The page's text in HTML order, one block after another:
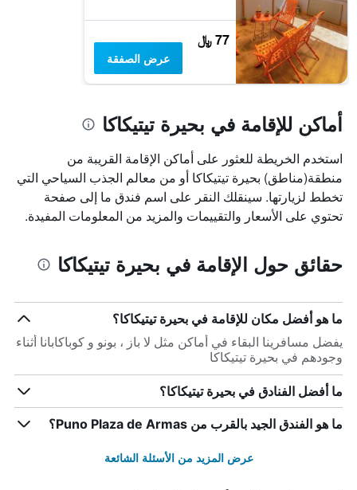
77 ﷼
عرض الصفقة
أماكن للإقامة في بحيرة تيتيكاكا
استخدم الخريطة للعثور على أماكن الإقامة القريبة من
منطقة(مناطق) بحيرة تيتيكاكا أو من معالم الجذب السياحي التي
تخطط لزيارتها. سينقلك النقر على اسم فندق ما إلى صفحة
تحتوي على الأسعار والتقييمات والمزيد من المعلومات المفيدة.
حقائق حول الإقامة في بحيرة تيتيكاكا
ما هو أفضل مكان للإقامة في بحيرة تيتيكاكا؟
يفضل مسافرينا البقاء في أماكن مثل لا باز ، بونو و كوباكابانا أثناء
وجودهم في بحيرة تيتيكاكا
ما أفضل الفنادق في بحيرة تيتيكاكا؟
ما هو الفندق الجيد بالقرب من Puno Plaza de Armas؟
عرض المزيد من الأسئلة الشائعة